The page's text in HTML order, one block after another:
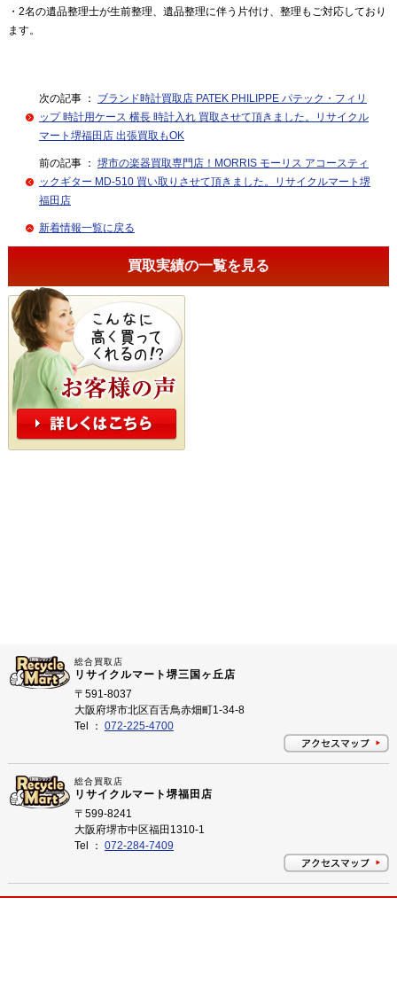
・2名の遺品整理士が生前整理、遺品整理に伴う片付け、整理もご対応しており
ます。
次の記事 ： ブランド時計買取店 PATEK PHILIPPE パテック・フィリ
ップ 時計用ケース 横長 時計入れ 買取させて頂きました。リサイクル
マート堺福田店 出張買取もOK
前の記事 ： 堺市の楽器買取専門店！MORRIS モーリス アコースティ
ックギター MD-510 買い取りさせて頂きました。リサイクルマート堺
福田店
新着情報一覧に戻る
買取実績の一覧を見る
総合買取店
リサイクルマート堺三国ヶ丘店
〒591-8037
大阪府堺市北区百舌鳥赤畑町1-34-8
Tel ： 072-225-4700
総合買取店
リサイクルマート堺福田店
〒599-8241
大阪府堺市中区福田1310-1
Tel ： 072-284-7409